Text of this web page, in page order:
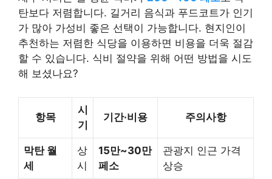
탄보다 저렴합니다. 길거리 음식과 푸드코트가 인기
가 많아 가성비 좋은 선택이 가능합니다. 현지인이
추천하는 저렴한 식당을 이용하면 비용을 더욱 절감
할 수 있습니다. 식비 절약을 위해 어떤 방법을 시도
해 보셨나요?
항목
시
기
기간·비용 주의사항
막탄 월
세
상
시
15만~30만
페소
관광지 인근 가격
상승